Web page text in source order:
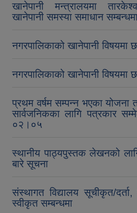
खानेपानी मन्त्रालयमा
खानेपानी समस्या समाधान
नगरपालिकाको खानेपानी
नगरपालिकाको खानेपानी
प्रथम वर्षम सम्पन्न भएका योजना
सार्वजनिकका लागि पत्रकार
०२।०५
स्थानीय पाठ्यपुस्तक लेखनको
बारे सूचना
संस्थागत विद्यालय सूचीकृत/
स्वीकृत सम्बन्धमा